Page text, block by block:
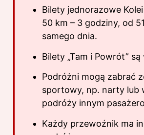
Bilety jednorazowe
50 km – 3 godziny, od
samego dnia.
Bilety „Tam i Powrót”
Podróżni mogą zabrać
sportowy, np. narty lub
podróży innym
Każdy przewoźnik ma